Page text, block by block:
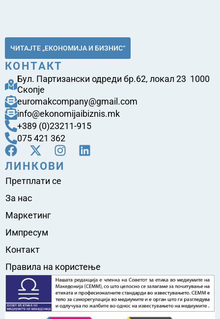
ЧИТАЈТЕ „ЕКОНОМИЈА И БИЗНИС“
КОНТАКТ
Бул. Партизански одреди бр.62, локал 23 1000
Скопје
euromakcompany@gmail.com
info@ekonomijaibiznis.mk
+389 (0)23211-915
075 421 362
ЛИНКОВИ
Претплати се
За нас
Маркетинг
Импресум
Контакт
Правила на користење